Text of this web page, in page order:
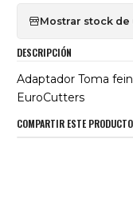
Mostrar stock
DESCRIPCIÓN
Adaptador Toma
EuroCutters
COMPARTIR ESTE PRODUCTO